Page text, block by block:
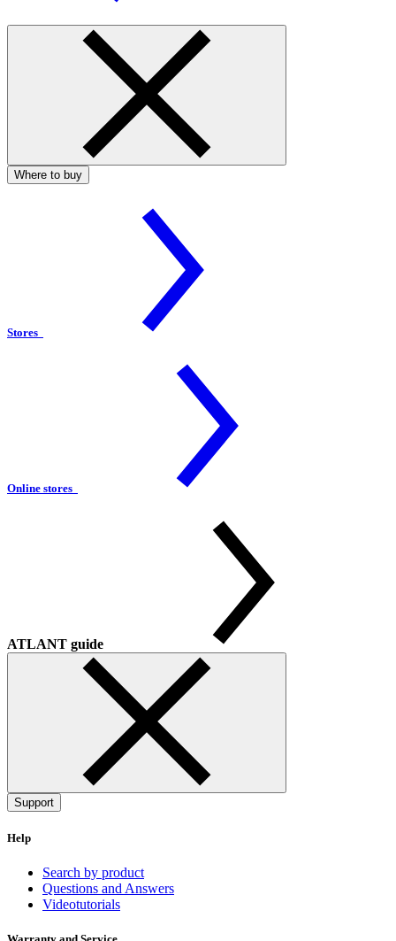
Where to buy
Stores
Online stores
ATLANT guide
Support
Help
Search by product
Questions and Answers
Videotutorials